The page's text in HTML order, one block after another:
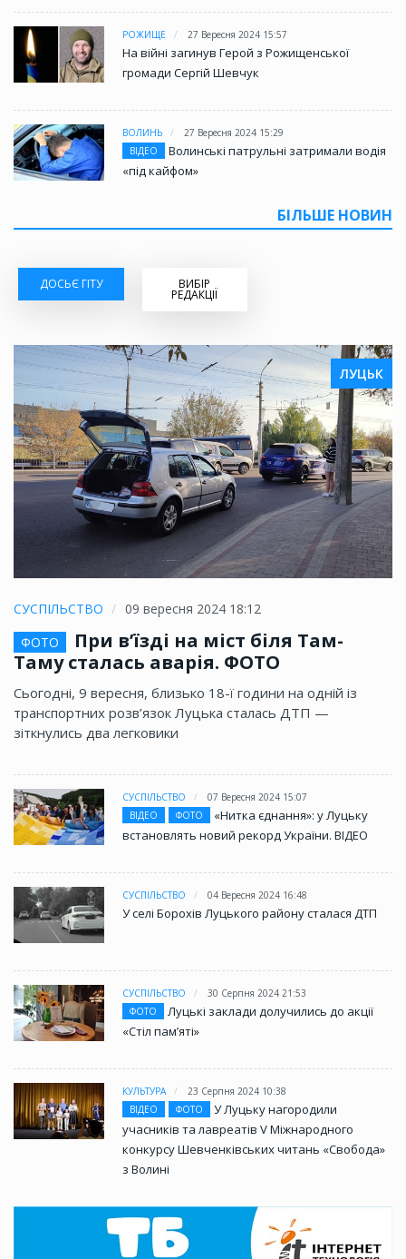
РОЖИЩЕ 27 Вересня 2024 15:57
На війні загинув Герой з Рожищенської
громади Сергій Шевчук
ВОЛИНЬ
27 Вересня 2024 15:29
ВІДЕО
Волинські патрульні затримали водія
«під кайфом»
БІЛЬШЕ НОВИН
ДОСЬЄ ГІТУ ВИБІР
РЕДАКЦІЇ
ЛУЦЬК
СУСПІЛЬСТВО
09 вересня 2024 18:12
ФОТО
При в’їзді на міст біля Там-
Таму сталась аварія. ФОТО
Сьогодні, 9 вересня, близько 18-ї години на одній із
транспортних розв’язок Луцька сталась ДТП —
зіткнулись два легковики
СУСПІЛЬСТВО
07 Вересня 2024 15:07
ВІДЕО
ФОТО
«Нитка єднання»: у Луцьку
встановлять новий рекорд України. ВІДЕО
СУСПІЛЬСТВО 04 Вересня 2024 16:48
У селі Борохів Луцького району сталася ДТП
СУСПІЛЬСТВО
30 Серпня 2024 21:53
ФОТО
Луцькі заклади долучились до акції
«Стіл памʼяті»
КУЛЬТУРА
23 Серпня 2024 10:38
ВІДЕО
ФОТО
У Луцьку нагородили
учасників та лавреатів V Міжнародного
конкурсу Шевченківських читань «Свобода»
з Волині